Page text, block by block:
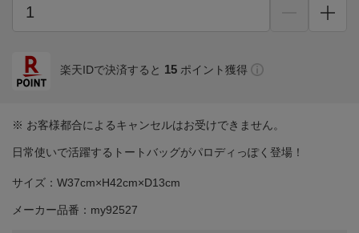
楽天IDで決済すると 15 ポイント獲得
※ お客様都合によるキャンセルはお受けできません。
日常使いで活躍するトートバッグがパロディっぽく登場！
サイズ：W37cm×H42cm×D13cm
メーカー品番：my92527